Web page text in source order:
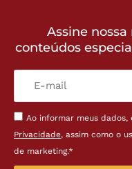
Assine
conteúdos
Ao informar meus dados,
Privacidade, assim como o
de marketing.*